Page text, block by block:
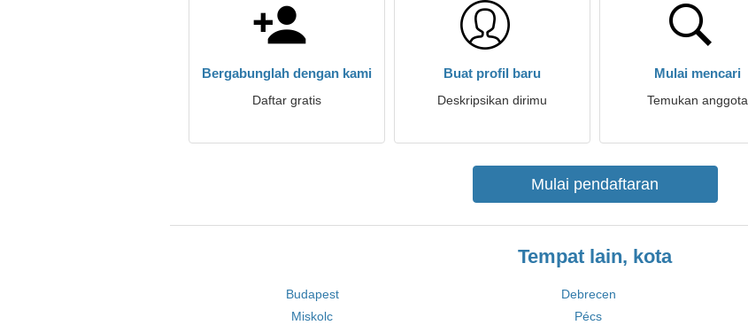
Bergabunglah dengan kami
Daftar gratis
Buat profil baru
Deskripsikan dirimu
Mulai mencari
Temukan anggota
Mulai pendaftaran
Tempat lain, kota
Budapest Debrecen
Miskolc
Pécs